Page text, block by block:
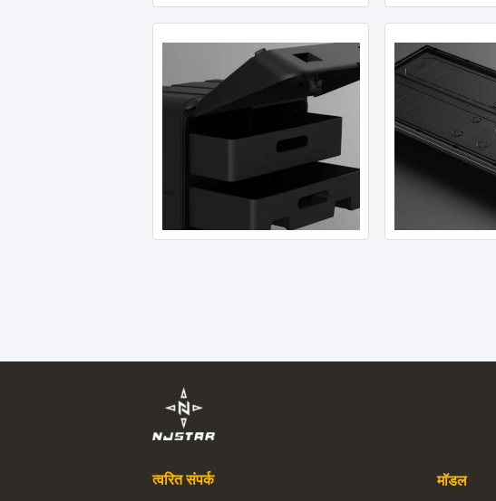
त्वरित संपर्क मॉडल